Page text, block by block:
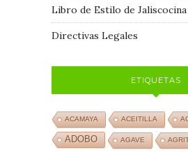
Libro de Estilo de Jaliscocina
Directivas Legales
ETIQUETAS
ACAMAYA ACEITILLA
ADOBO AGAVE